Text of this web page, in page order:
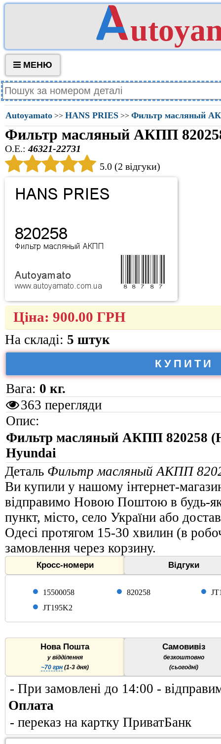
МЕНЮ
Autoyamato >> HANS PRIES >> Фильтр масляный
Фильтр масляный АКПП
O.E.:46321-22731
5.0 (2 відгуки)
Ціна: 900.00 ГРН
На складі: 5 штук
КУПИТИ
Вага: 0 кг.
363 перегляди
Опис:
Фильтр масляный АКПП 820258
Hyundai
Деталь Фильтр масляный АКПП
Ви купили у нашому інтернет-
відправимо Новою Поштою в будь-
пункт, місто, село України або
Одесі протягом 15-30 хвилин (в
замовлення через корзину.
Кросс-номери Відгуки
15500058 820258
JT195K2
Нова Пошта
у відділення
~70 грн (1-3 дня)
Самовивіз
безкоштовно
(сьогодні)
- При замовлені до 14:00 -
Оплата
- переказ на картку ПриватБанк